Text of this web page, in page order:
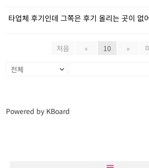
타업체 후기인데 그쪽은 후기 올리는 곳이 없
처음 « 10 »
Powered by KBoard